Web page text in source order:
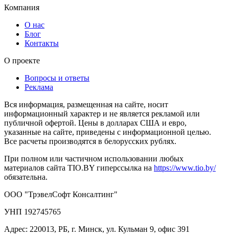
Компания
О нас
Блог
Контакты
О проекте
Вопросы и ответы
Реклама
Вся информация, размещенная на сайте, носит
информационный характер и не является рекламой или
публичной офертой. Цены в долларах США и евро,
указанные на сайте, приведены с информационной целью.
Все расчеты производятся в белорусских рублях.
При полном или частичном использовании любых
материалов сайта TIO.BY гиперссылка на https://www.tio.by/
обязательна.
ООО "ТрэвелСофт Консалтинг"
УНП 192745765
Адрес: 220013, РБ, г. Минск, ул. Кульман 9, офис 391